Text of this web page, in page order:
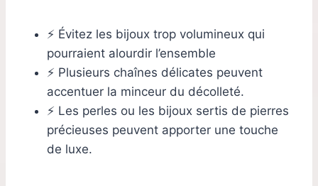
⚡ Évitez les bijoux trop volumineux qui
pourraient alourdir l’ensemble
⚡ Plusieurs chaînes délicates peuvent
accentuer la minceur du décolleté.
⚡ Les perles ou les bijoux sertis de pierres
précieuses peuvent apporter une touche
de luxe.